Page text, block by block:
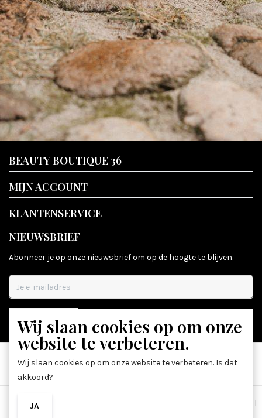
BEAUTY BOUTIQUE 36
MIJN ACCOUNT
KLANTENSERVICE
NIEUWSBRIEF
Abonneer je op onze nieuwsbrief om op de hoogte te blijven.
ABONNEER
Algemene voorwaarden
|
Wij slaan cookies op om onze
website te verbeteren.
Wij slaan cookies op om onze website te verbeteren. Is dat
akkoord?
JA